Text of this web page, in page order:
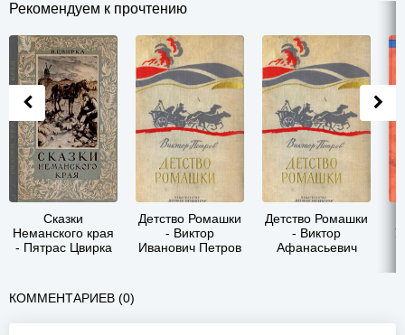
Рекомендуем к прочтению
Сказки
Неманского края
- Пятрас Цвирка
Детство Ромашки
- Виктор
Иванович Петров
Детство Ромашки
- Виктор
Афанасьевич
КОММЕНТАРИЕВ (0)